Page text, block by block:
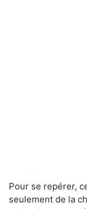
Pour se repérer,
seulement de la